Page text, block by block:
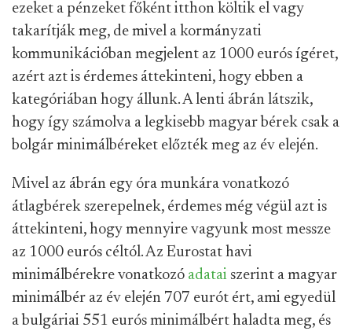
ezeket a pénzeket főként itthon költik el vagy
takarítják meg, de mivel a kormányzati
kommunikációban megjelent az 1000 eurós ígéret,
azért azt is érdemes áttekinteni, hogy ebben a
kategóriában hogy állunk. A lenti ábrán látszik,
hogy így számolva a legkisebb magyar bérek csak a
bolgár minimálbéreket előzték meg az év elején.
Mivel az ábrán egy óra munkára vonatkozó
átlagbérek szerepelnek, érdemes még végül azt is
áttekinteni, hogy mennyire vagyunk most messze
az 1000 eurós céltól. Az Eurostat havi
minimálbérekre vonatkozó adatai szerint a magyar
minimálbér az év elején 707 eurót ért, ami egyedül
a bulgáriai 551 eurós minimálbért haladta meg, és